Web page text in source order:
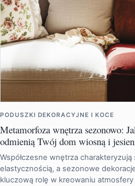
PODUSZKI DEKORACYJNE I KOCE
Metamorfoza wnętrza sezonowo:
odmienią Twój dom wiosną i
Współczesne wnętrza charakteryzują
elastycznością, a sezonowe
kluczową rolę w kreowaniu